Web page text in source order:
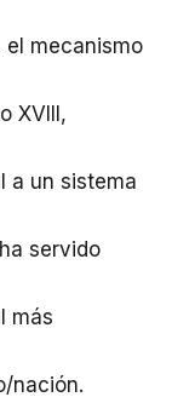
el mecanismo
XVIII,
a un sistema
servido
más
nación.